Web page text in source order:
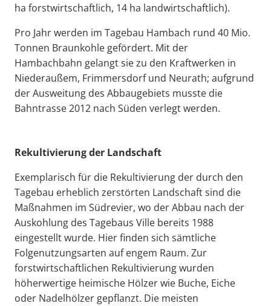
ha forstwirtschaftlich, 14 ha landwirtschaftlich).
Pro Jahr werden im Tagebau Hambach rund 40 Mio.
Tonnen Braunkohle gefördert. Mit der
Hambachbahn gelangt sie zu den Kraftwerken in
Niederaußem, Frimmersdorf und Neurath; aufgrund
der Ausweitung des Abbaugebiets musste die
Bahntrasse 2012 nach Süden verlegt werden.
Rekultivierung der Landschaft
Exemplarisch für die Rekultivierung der durch den
Tagebau erheblich zerstörten Landschaft sind die
Maßnahmen im Südrevier, wo der Abbau nach der
Auskohlung des Tagebaus Ville bereits 1988
eingestellt wurde. Hier finden sich sämtliche
Folgenutzungsarten auf engem Raum. Zur
forstwirtschaftlichen Rekultivierung wurden
höherwertige heimische Hölzer wie Buche, Eiche
oder Nadelhölzer gepflanzt. Die meisten